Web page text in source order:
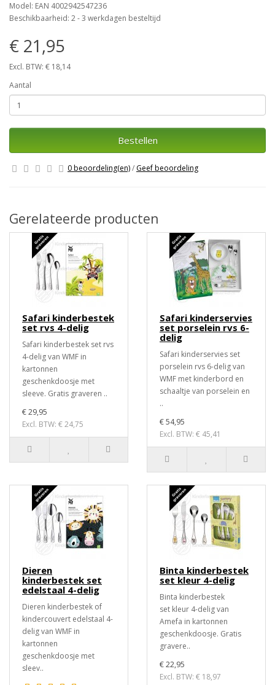
Model: EAN 4002942547236
Beschikbaarheid: 2 - 3 werkdagen besteltijd
€ 21,95
Excl. BTW: € 18,14
Aantal
Bestellen
0 beoordeling(en)/ Geef beoordeling
Gerelateerde producten
Safari kinderbestek
set rvs 4-delig
Safari kinderbestek set rvs
4-delig van WMF in
kartonnen
geschenkdoosje met
sleeve. Gratis graveren ..
€ 29,95
Excl. BTW: € 24,75
Safari kinderservies
set porselein rvs 6-
delig
Safari kinderservies set
porselein rvs 6-delig van
WMF met kinderbord en
schaaltje van porselein en
..
€ 54,95
Excl. BTW: € 45,41
Dieren
kinderbestek set
edelstaal 4-delig
Dieren kinderbestek of
kindercouvert edelstaal 4-
delig van WMF in
kartonnen
geschenkdoosje met
sleev..
Binta kinderbestek
set kleur 4-delig
Binta kinderbestek
set kleur 4-delig van
Amefa in kartonnen
geschenkdoosje. Gratis
gravere..
€ 22,95
Excl. BTW: € 18,97